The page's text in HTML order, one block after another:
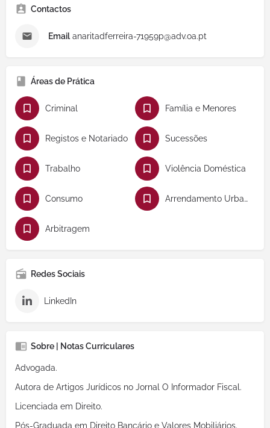
Contactos
Emailanaritadferreira-71959p@adv.oa.pt
Áreas de Prática
Criminal Família e Menores
Registos e Notariado Sucessões
Trabalho Violência Doméstica
Consumo Arrendamento Urbano
Arbitragem
Redes Sociais
LinkedIn
Sobre | Notas Curriculares
Advogada.
Autora de Artigos Jurídicos no Jornal O Informador Fiscal.
Licenciada em Direito.
Pós-Graduada em Direito Bancário e Valores Mobiliários.